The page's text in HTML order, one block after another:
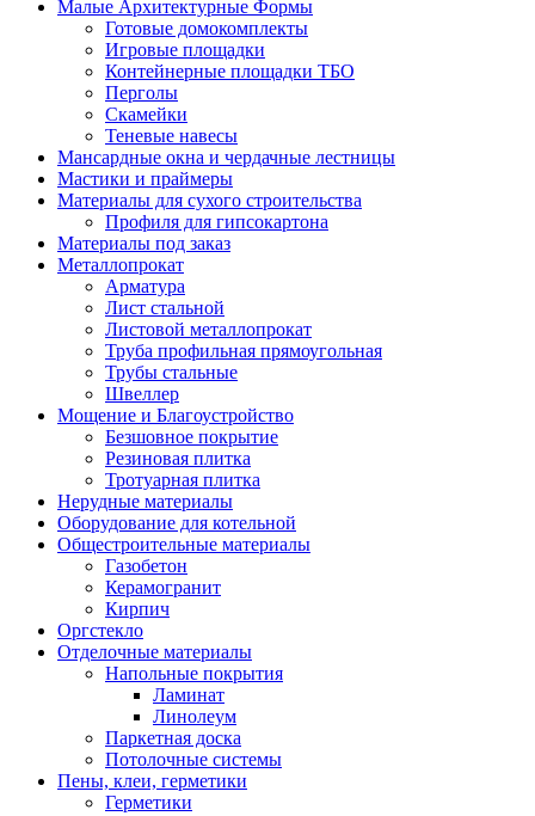
Малые Архитектурные Формы
Готовые домокомплекты
Игровые площадки
Контейнерные площадки ТБО
Перголы
Скамейки
Теневые навесы
Мансардные окна и чердачные лестницы
Мастики и праймеры
Материалы для сухого строительства
Профиля для гипсокартона
Материалы под заказ
Металлопрокат
Арматура
Лист стальной
Листовой металлопрокат
Труба профильная прямоугольная
Трубы стальные
Швеллер
Мощение и Благоустройство
Безшовное покрытие
Резиновая плитка
Тротуарная плитка
Нерудные материалы
Оборудование для котельной
Общестроительные материалы
Газобетон
Керамогранит
Кирпич
Оргстекло
Отделочные материалы
Напольные покрытия
Ламинат
Линолеум
Паркетная доска
Потолочные системы
Пены, клеи, герметики
Герметики